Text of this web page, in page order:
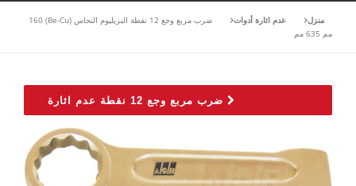
منزل عدم اثارة أدوات
ضرب مربع وجع 12 نقطة البريليوم النحاس (Be-Cu) 160
مم 635 مم
ضرب مربع وجع 12 نقطة عدم اثارة